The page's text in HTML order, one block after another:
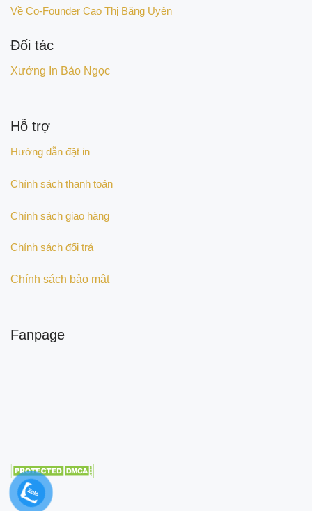
Về Co-Founder Cao Thị Băng Uyên
Đối tác
Xưởng In Bảo Ngọc
Hỗ trợ
Hướng dẫn đặt in
Chính sách thanh toán
Chính sách giao hàng
Chính sách đổi trả
Chính sách bảo mật
Fanpage